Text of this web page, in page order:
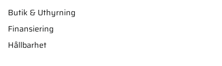
Butik & Uthyrning
Finansiering
Hållbarhet